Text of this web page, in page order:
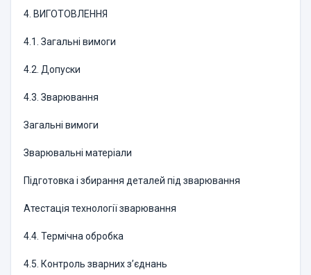
4. ВИГОТОВЛЕННЯ
4.1. Загальні вимоги
4.2. Допуски
4.3. Зварювання
Загальні вимоги
Зварювальні матеріали
Підготовка і збирання деталей під зварювання
Атестація технології зварювання
4.4. Термічна обробка
4.5. Контроль зварних з’єднань